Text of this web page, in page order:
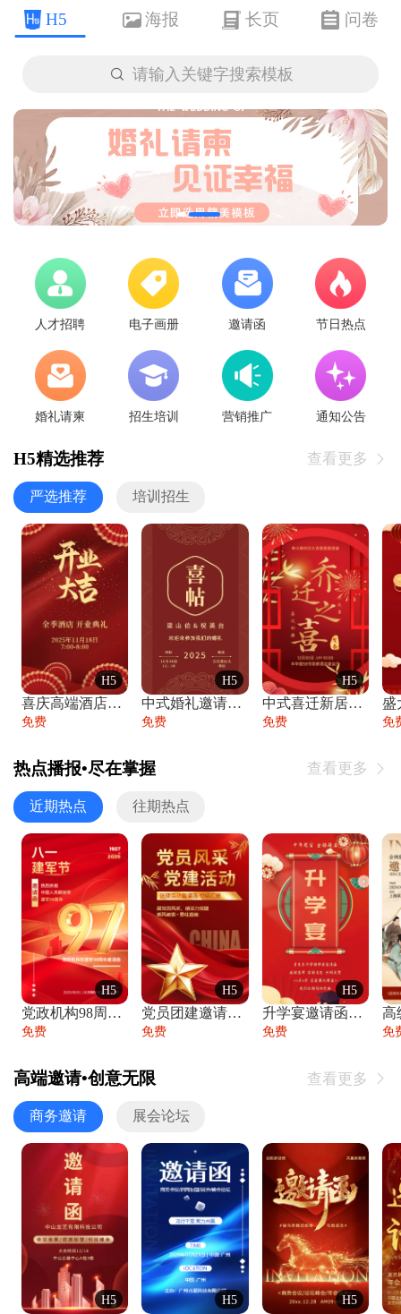
H5 海报 长页 问卷
 请输入关键字搜索模板
人才招聘 电子画册 邀请函 节日热点
婚礼请柬 招生培训 营销推广 通知公告
H5精选推荐 查看更多 
严选推荐 培训招生
H5
喜庆高端酒店开业大吉邀请函
免费
H5
中式婚礼邀请函中国风传统复古婚礼请柬请帖
免费
H5
中式喜迁新居乔迁之喜邀请函宴会请帖
免费 免
热点播报•尽在掌握 查看更多 
近期热点 往期热点
H5
党政机构98周年八一建军节庆祝晚会活动邀
免费
H5
党员团建邀请函党建活动风采党会工作汇报总
免费
H5
升学宴邀请函喜报金榜题名高端谢师宴邀请函
免费 免
高端邀请•创意无限 查看更多 
商务邀请 展会论坛
H5 H5 H5